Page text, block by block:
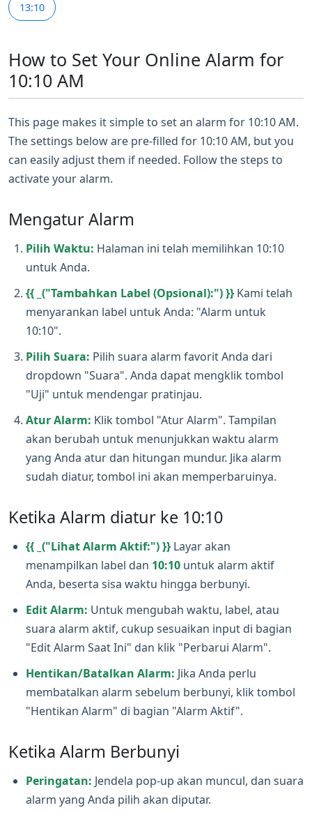
13:10
How to Set Your Online Alarm for
10:10 AM
This page makes it simple to set an alarm for 10:10 AM.
The settings below are pre-filled for 10:10 AM, but you
can easily adjust them if needed. Follow the steps to
activate your alarm.
Mengatur Alarm
Pilih Waktu: Halaman ini telah memilihkan 10:10
untuk Anda.
{{ _("Tambahkan Label (Opsional):") }} Kami telah
menyarankan label untuk Anda: "Alarm untuk
10:10".
Pilih Suara: Pilih suara alarm favorit Anda dari
dropdown "Suara". Anda dapat mengklik tombol
"Uji" untuk mendengar pratinjau.
Atur Alarm: Klik tombol "Atur Alarm". Tampilan
akan berubah untuk menunjukkan waktu alarm
yang Anda atur dan hitungan mundur. Jika alarm
sudah diatur, tombol ini akan memperbaruinya.
Ketika Alarm diatur ke 10:10
{{ _("Lihat Alarm Aktif:") }} Layar akan
menampilkan label dan 10:10 untuk alarm aktif
Anda, beserta sisa waktu hingga berbunyi.
Edit Alarm: Untuk mengubah waktu, label, atau
suara alarm aktif, cukup sesuaikan input di bagian
"Edit Alarm Saat Ini" dan klik "Perbarui Alarm".
Hentikan/Batalkan Alarm: Jika Anda perlu
membatalkan alarm sebelum berbunyi, klik tombol
"Hentikan Alarm" di bagian "Alarm Aktif".
Ketika Alarm Berbunyi
Peringatan: Jendela pop‑up akan muncul, dan suara
alarm yang Anda pilih akan diputar.